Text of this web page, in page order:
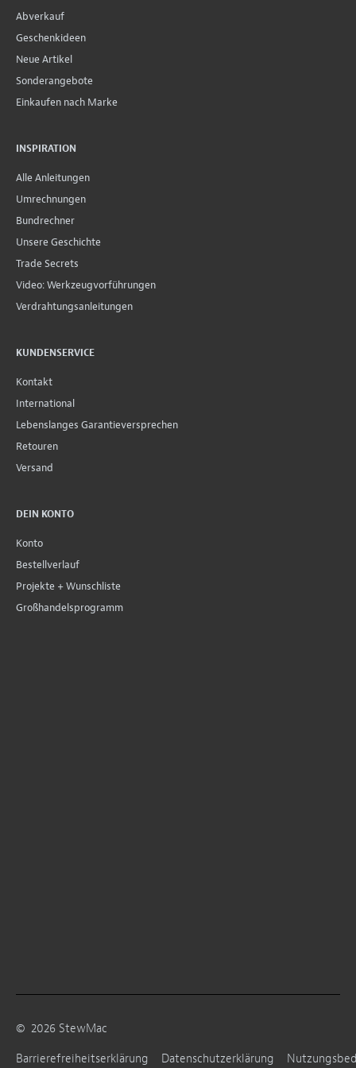
Abverkauf
Geschenkideen
Neue Artikel
Sonderangebote
Einkaufen nach Marke
INSPIRATION
Alle Anleitungen
Umrechnungen
Bundrechner
Unsere Geschichte
Trade Secrets
Video: Werkzeugvorführungen
Verdrahtungsanleitungen
KUNDENSERVICE
Kontakt
International
Lebenslanges Garantieversprechen
Retouren
Versand
DEIN KONTO
Konto
Bestellverlauf
Projekte + Wunschliste
Großhandelsprogramm
© 2026 StewMac
Barrierefreiheitserklärung
Datenschutzerklärung